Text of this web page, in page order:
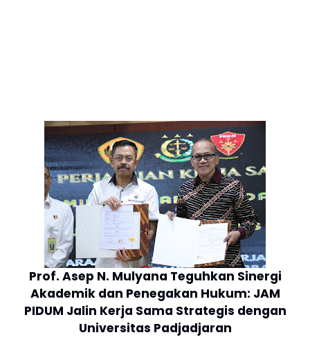
Prof. Asep N. Mulyana Teguhkan Sinergi
Akademik dan Penegakan Hukum: JAM
PIDUM Jalin Kerja Sama Strategis dengan
Universitas Padjadjaran